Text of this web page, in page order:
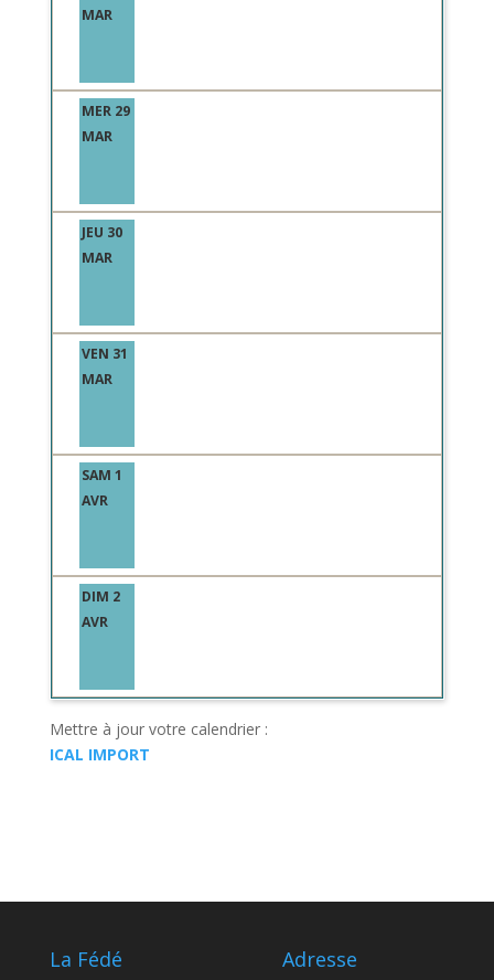
MAR
MER 29
MAR
JEU 30
MAR
VEN 31
MAR
SAM 1
AVR
DIM 2
AVR
Mettre à jour votre calendrier :
ICAL IMPORT
La Fédé Adresse